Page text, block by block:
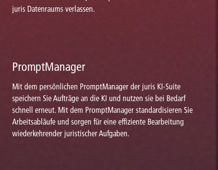
juris Datenraums verlassen.
PromptManager
Mit dem persönlichen PromptManager der juris KI-Suite
speichern Sie Aufträge an die KI und nutzen sie bei Bedarf
schnell erneut. Mit dem PromptManager standardisieren Sie
Arbeitsabläufe und sorgen für eine effiziente Bearbeitung
wiederkehrender juristischer Aufgaben.